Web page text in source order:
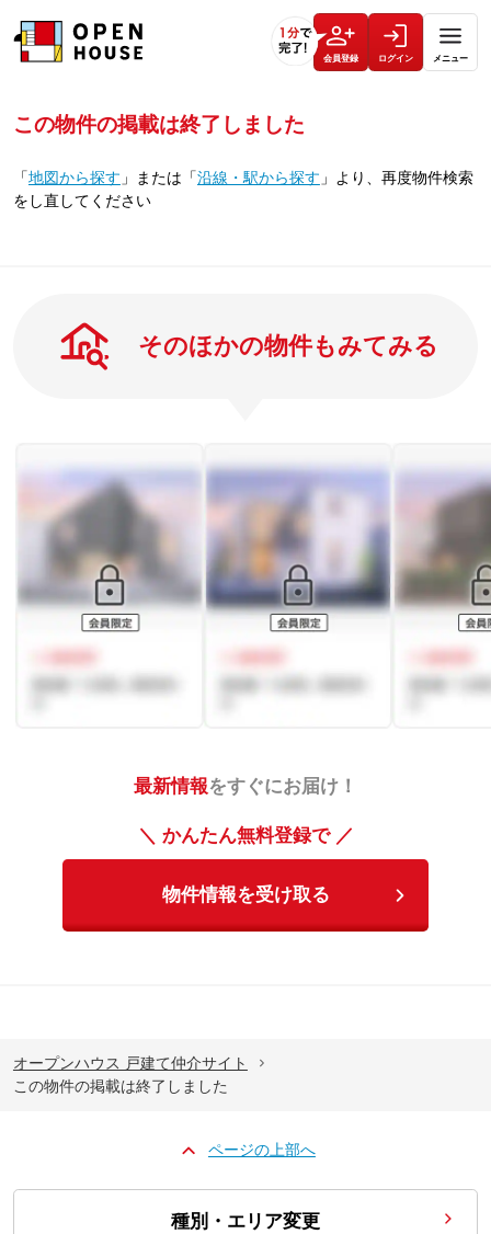
会員登録 ログイン メニュー
この物件の掲載は終了しました
「地図から探す 」 または 「沿線・駅から探す 」 より、再度物件検索
をし直してください
そのほかの物件もみてみる
最新情報をすぐにお届け！
＼ かんたん無料登録で ／
物件情報を受け取る
オープンハウス 戸建て仲介サイト
この物件の掲載は終了しました
ページの上部へ
種別・エリア変更